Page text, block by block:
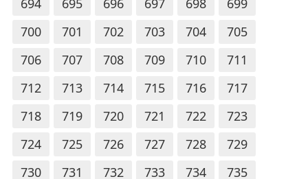
694 695 696 697 698
699
700
701 702 703 704
705
706
707 708 709 710
711
712
713 714 715 716
717
718
719 720 721 722
723
724
725 726 727 728
729
730
731 732 733 734
735